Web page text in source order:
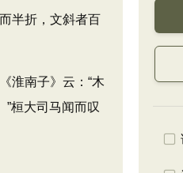
半折，文斜者百
淮南子》云：“木
桓大司马闻而叹